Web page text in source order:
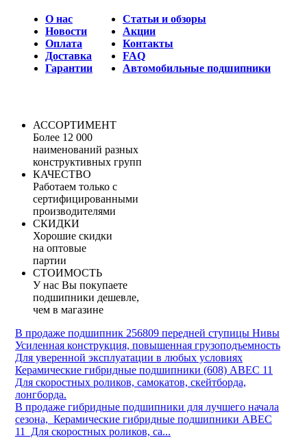
О нас
Новости
Оплата
Доставка
Гарантии
Статьи и обзоры
Акции
Контакты
FAQ
Автомобильные подшипники
АССОРТИМЕНТ
Более 12 000
наименований разных
конструктивных групп
КАЧЕСТВО
Работаем только с
сертифицированными
производителями
СКИДКИ
Хорошие скидки
на оптовые
партии
СТОИМОСТЬ
У нас Вы покупаете
подшипники дешевле,
чем в магазине
В продаже подшипник 256809 передней ступицы Нивы
Усиленная конструкция, повышенная грузоподъемность
Для уверенной эксплуатации в любых условиях
Керамические гибридные подшипники (608) ABEC 11
Для скоростных роликов, самокатов, скейтборда,
лонгборда.
В продаже гибридные подшипники для лучшего начала
сезона, Керамические гибридные подшипники ABEC
11 Для скоростных роликов, са...